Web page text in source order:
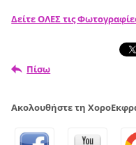
Δείτε ΟΛΕΣ τις
Πίσω
Ακολουθήστε τη